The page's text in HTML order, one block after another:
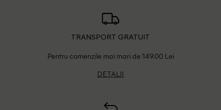
TRANSPORT GRATUIT
Pentru comenzile mai mari de 149.00 Lei
DETALII